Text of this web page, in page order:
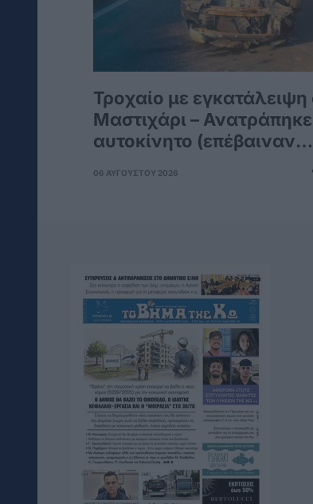
Τροχαίο με εγκατάλειψη
Μαστιχάρι – Ανατράπηκε
αυτοκίνητο (επέβαιναν
γυναίκα με το 5χρονο
06 ΑΥΓΟΎΣΤΟΥ 2026